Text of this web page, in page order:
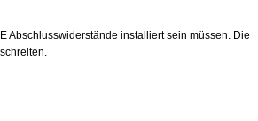
Abschlusswiderstände installiert sein müssen. Die